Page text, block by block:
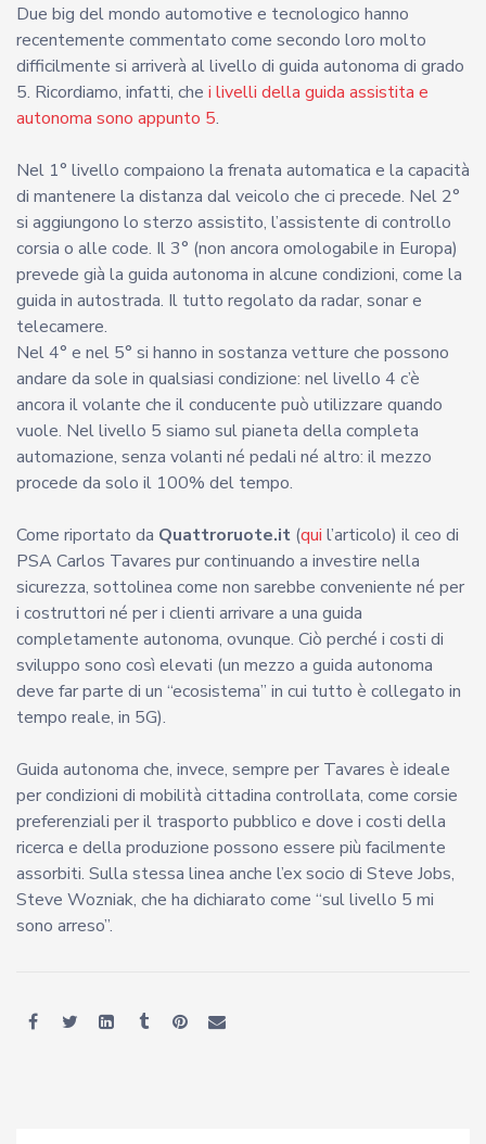
Due big del mondo automotive e tecnologico hanno
recentemente commentato come secondo loro molto
difficilmente si arriverà al livello di guida autonoma di grado
5. Ricordiamo, infatti, che i livelli della guida assistita e
autonoma sono appunto 5.
Nel 1° livello compaiono la frenata automatica e la capacità
di mantenere la distanza dal veicolo che ci precede. Nel 2°
si aggiungono lo sterzo assistito, l’assistente di controllo
corsia o alle code. Il 3° (non ancora omologabile in Europa)
prevede già la guida autonoma in alcune condizioni, come la
guida in autostrada. Il tutto regolato da radar, sonar e
telecamere.
Nel 4° e nel 5° si hanno in sostanza vetture che possono
andare da sole in qualsiasi condizione: nel livello 4 c’è
ancora il volante che il conducente può utilizzare quando
vuole. Nel livello 5 siamo sul pianeta della completa
automazione, senza volanti né pedali né altro: il mezzo
procede da solo il 100% del tempo.
Come riportato da Quattroruote.it (qui l’articolo) il ceo di
PSA Carlos Tavares pur continuando a investire nella
sicurezza, sottolinea come non sarebbe conveniente né per
i costruttori né per i clienti arrivare a una guida
completamente autonoma, ovunque. Ciò perché i costi di
sviluppo sono così elevati (un mezzo a guida autonoma
deve far parte di un “ecosistema” in cui tutto è collegato in
tempo reale, in 5G).
Guida autonoma che, invece, sempre per Tavares è ideale
per condizioni di mobilità cittadina controllata, come corsie
preferenziali per il trasporto pubblico e dove i costi della
ricerca e della produzione possono essere più facilmente
assorbiti. Sulla stessa linea anche l’ex socio di Steve Jobs,
Steve Wozniak, che ha dichiarato come “sul livello 5 mi
sono arreso”.